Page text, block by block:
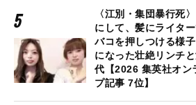
〈江別・集団暴行死
にして、髪にライタ
バコを押しつける様
になった壮絶リンチ
代【2026 集英社オ
プ記事 7位】